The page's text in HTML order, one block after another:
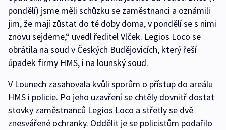
pondělí) jsme měli schůzku se zaměstnanci a oznámili
jim, že mají zůstat do té doby doma, v pondělí se s nimi
znovu sejdeme,“ uvedl ředitel Vlček. Legios Loco se
obrátila na soud v Českých Budějovicích, který řeší
úpadek firmy HMS, i na lounský soud.
V Lounech zasahovala kvůli sporům o přístup do areálu
HMS i policie. Po jeho uzavření se chtěly dovnitř dostat
stovky zaměstnanců Legios Loco a střetly se dvě
znesvářené ochranky. Oddělit je se policistům podařilo